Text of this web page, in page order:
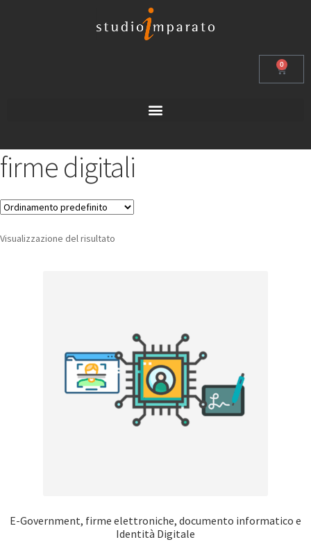
0
firme digitali
Visualizzazione del risultato
E-Government, firme elettroniche, documento informatico e
Identità Digitale